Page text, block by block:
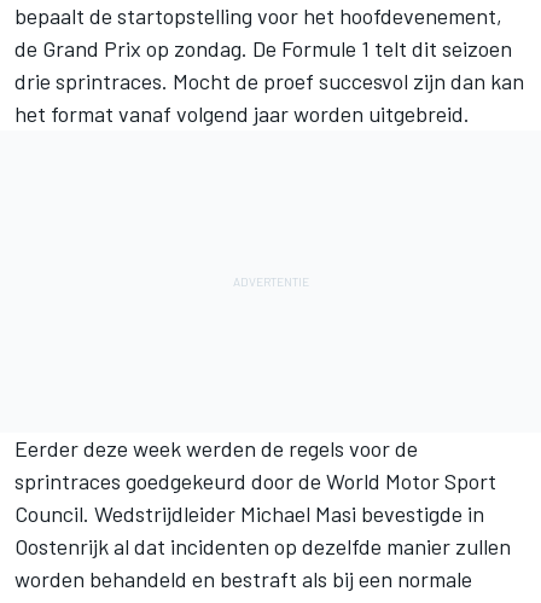
bepaalt de startopstelling voor het hoofdevenement,
de Grand Prix op zondag. De Formule 1 telt dit seizoen
drie sprintraces. Mocht de proef succesvol zijn dan kan
het format vanaf volgend jaar worden uitgebreid.
Eerder deze week werden de regels voor de
sprintraces goedgekeurd door de World Motor Sport
Council. Wedstrijdleider Michael Masi bevestigde in
Oostenrijk al dat incidenten op dezelfde manier zullen
worden behandeld en bestraft als bij een normale